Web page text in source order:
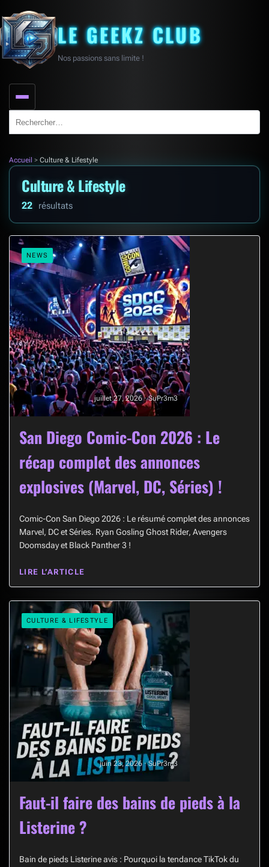
LE GEEKZ CLUB
Nos passions sans limite !
Search
for:
Accueil > Culture & Lifestyle
Culture & Lifestyle
22 résultats
NEWS
juillet 27, 2026 · SuPr3m3
San Diego Comic-Con 2026 : Le
récap complet des annonces
explosives (Marvel, DC, Séries) !
Comic-Con San Diego 2026 : Le résumé complet des annonces
Marvel, DC et Séries. Ryan Gosling Ghost Rider, Avengers
Doomsday et Black Panther 3 !
LIRE L’ARTICLE
CULTURE & LIFESTYLE
juin 23, 2026 · SuPr3m3
Faut-il faire des bains de pieds à la
Listerine ?
Bain de pieds Listerine avis : Pourquoi la tendance TikTok du